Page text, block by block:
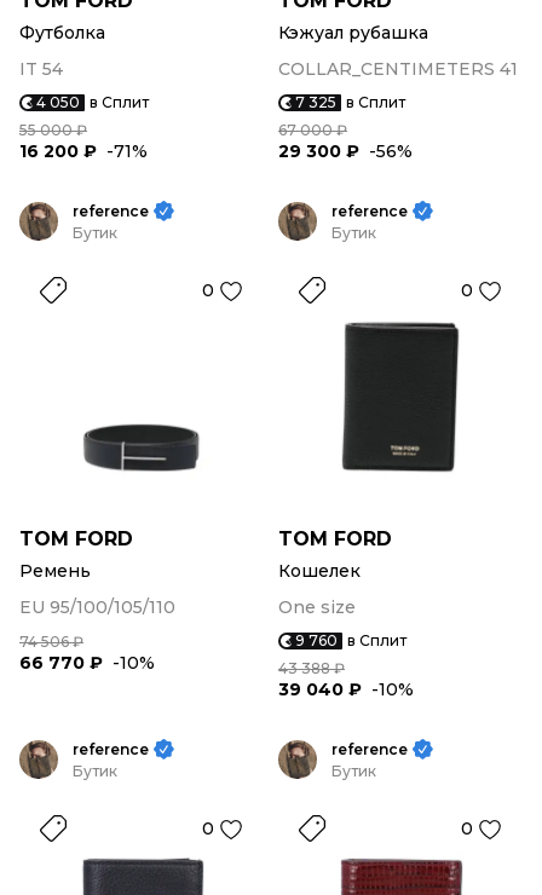
Футболка
IT 54
4 050 в Сплит
55 000 ₽
16 200 ₽ -71%
Кэжуал рубашка
COLLAR_CENTIMETERS 41
7 325 в Сплит
67 000 ₽
29 300 ₽ -56%
reference
Бутик
0
TOM FORD
Ремень
EU 95/100/105/110
74 506 ₽
66 770 ₽ -10%
reference
Бутик
0
TOM FORD
Кошелек
One size
9 760 в Сплит
43 388 ₽
39 040 ₽ -10%
reference
Бутик
0
reference
Бутик
0